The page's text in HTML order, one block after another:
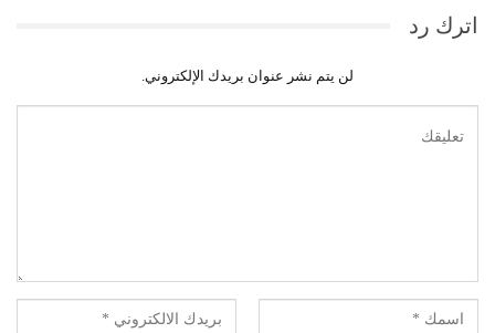
اترك رد
لن يتم نشر عنوان بريدك الإلكتروني.